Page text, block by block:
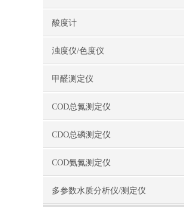
酸度计
浊度仪/色度仪
甲醛测定仪
COD总氮测定仪
CDO总磷测定仪
COD氨氮测定仪
多参数水质分析仪/测定仪